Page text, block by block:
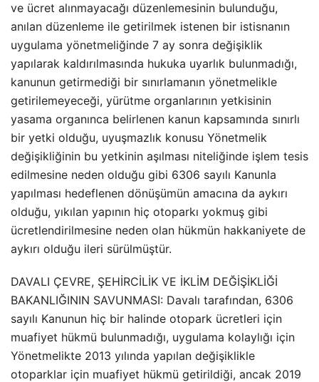
ve ücret alınmayacağı düzenlemesinin bulunduğu,
anılan düzenleme ile getirilmek istenen bir istisnanın
uygulama yönetmeliğinde 7 ay sonra değişiklik
yapılarak kaldırılmasında hukuka uyarlık bulunmadığı,
kanunun getirmediği bir sınırlamanın yönetmelikle
getirilemeyeceği, yürütme organlarının yetkisinin
yasama organınca belirlenen kanun kapsamında sınırlı
bir yetki olduğu, uyuşmazlık konusu Yönetmelik
değişikliğinin bu yetkinin aşılması niteliğinde işlem tesis
edilmesine neden olduğu gibi 6306 sayılı Kanunla
yapılması hedeflenen dönüşümün amacına da aykırı
olduğu, yıkılan yapının hiç otoparkı yokmuş gibi
ücretlendirilmesine neden olan hükmün hakkaniyete de
aykırı olduğu ileri sürülmüştür.
DAVALI ÇEVRE, ŞEHİRCİLİK VE İKLİM DEĞİŞİKLİĞİ
BAKANLIĞININ SAVUNMASI: Davalı tarafından, 6306
sayılı Kanunun hiç bir halinde otopark ücretleri için
muafiyet hükmü bulunmadığı, uygulama kolaylığı için
Yönetmelikte 2013 yılında yapılan değişiklikle
otoparklar için muafiyet hükmü getirildiği, ancak 2019